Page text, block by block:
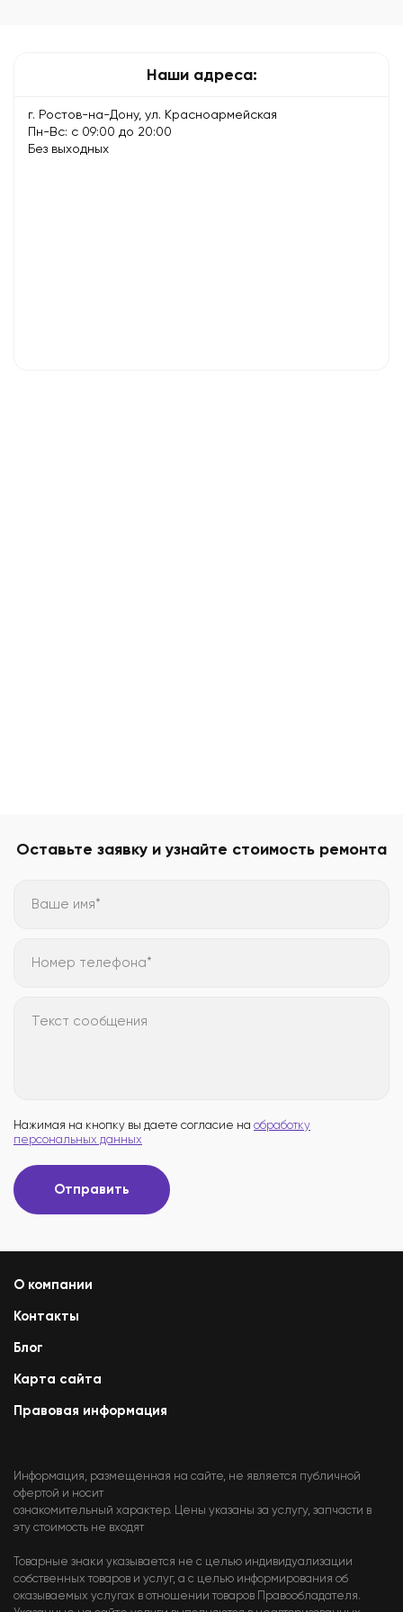
Наши адреса:
г. Ростов-на-Дону, ул. Красноармейская
Пн-Вс: с 09:00 до 20:00
Без выходных
Оставьте заявку и узнайте стоимость ремонта
Ваше имя*
Номер телефона*
Текст сообщения
Нажимая на кнопку вы даете согласие на обработку
персональных данных
Отправить
О компании
Контакты
Блог
Карта сайта
Правовая информация
Информация, размещенная на сайте, не является публичной
офертой и носит
ознакомительный характер. Цены указаны за услугу, запчасти в
эту стоимость не входят
Товарные знаки указывается не с целью индивидуализации
собственных товаров и услуг, а с целью информирования об
оказываемых услугах в отношении товаров Правообладателя.